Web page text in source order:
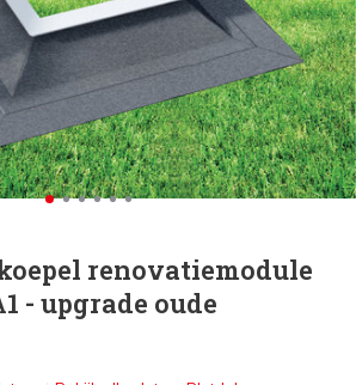
renovatiemodule
- upgrade oude